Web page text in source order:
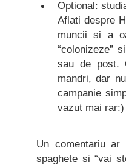
Optional:
Aflati despre
muncii si a
“colonizeze”
sau de post.
mandri, dar
campanie
vazut mai rar:)
Un comentariu
spaghete si “vai